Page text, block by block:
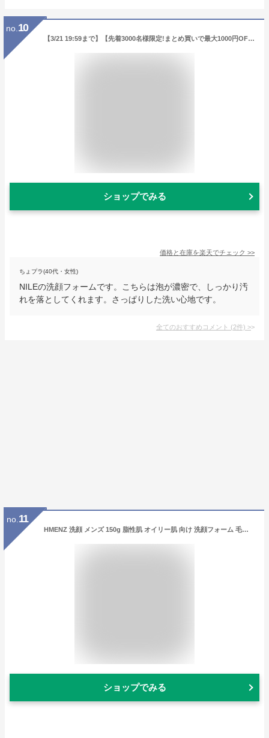
no. 10
【3/21 19:59まで】【先着3000名様限定!まとめ買いで最大1000円OFFクーポン!】NILE ニキビ洗顔 ニキビ 洗顔 にきび ニキビケア アクネケア 濃密泡 メンズ レディース 医薬部外品 150g
ショップでみる
価格と在庫を楽天でチェック >>
ちょプラ(40代・女性)
NILEの洗顔フォームです。こちらは泡が濃密で、しっかり汚
れを落としてくれます。さっぱりした洗い心地です。
全てのおすすめコメント (2件) >
no. 11
HMENZ 洗顔 メンズ 150g 脂性肌 オイリー肌 向け 洗顔フォーム 毛穴洗浄 皮脂 ニキビ
ショップでみる